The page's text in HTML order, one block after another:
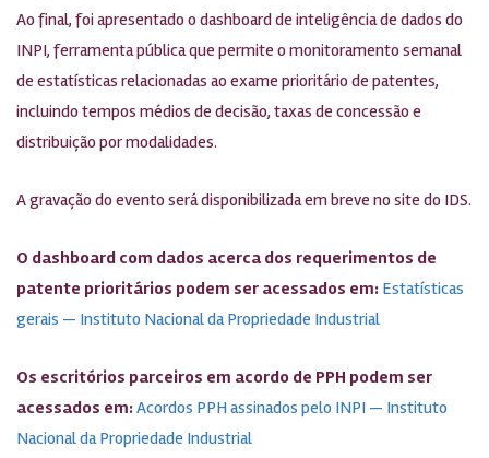
Ao final, foi apresentado o dashboard de inteligência de dados do
INPI, ferramenta pública que permite o monitoramento semanal
de estatísticas relacionadas ao exame prioritário de patentes,
incluindo tempos médios de decisão, taxas de concessão e
distribuição por modalidades.
A gravação do evento será disponibilizada em breve no site do IDS.
O dashboard com dados acerca dos requerimentos de
patente prioritários podem ser acessados em: Estatísticas
gerais — Instituto Nacional da Propriedade Industrial
Os escritórios parceiros em acordo de PPH podem ser
acessados em:Acordos PPH assinados pelo INPI — Instituto
Nacional da Propriedade Industrial